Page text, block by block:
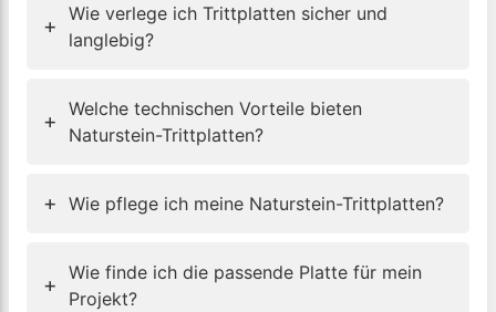
+
Wie verlege ich Trittplatten sicher und
langlebig?
+
Welche technischen Vorteile bieten
Naturstein-Trittplatten?
+ Wie pflege ich meine Naturstein-Trittplatten?
+
Wie finde ich die passende Platte für mein
Projekt?